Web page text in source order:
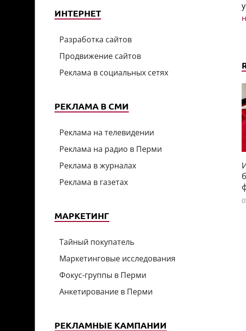
ИНТЕРНЕТ
Разработка сайтов
Продвижение сайтов
Реклама в социальных сетях
РЕКЛАМА В СМИ
Реклама на телевидении
Реклама на радио в Перми
Реклама в журналах
Реклама в газетах
МАРКЕТИНГ
Тайный покупатель
Маркетинговые исследования
Фокус-группы в Перми
Анкетирование в Перми
РЕКЛАМНЫЕ КАМПАНИИ